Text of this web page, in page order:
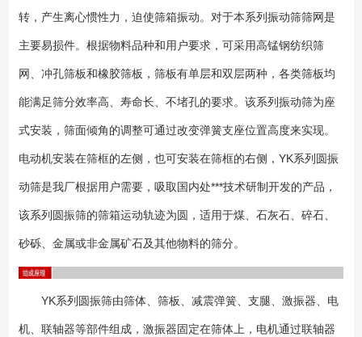
杆筛板、梳齿筛板、编制网筛板等组成（如下图）。需要强调的是，振动
筛使用的效果好坏，筛板的选择是核心关键。如果您在选用该类型设备部
型设备筛面与地面倾角较大，常用以20-25度较多； 2、筛网可以选择
弹跳杆、冲孔钢板、锈钢条缝、聚氨酯、编织网等类型筛板，以满足不同
需要； 3、可通过调整偏心块夹角改变设备振幅以达到优良的筛分效
器，以达到物料均匀分布的效果； 产品型号说明： 1、筛机分为单
层、双层或多层； 2、常用筛网分为弹跳杆、钢板冲孔、条缝筛板、聚
偏高应注意空间尺寸是否允许； 4、基础可做成预埋铁或地脚螺栓两种
类型； 5、设备不局限以上型号，可以非标设计； 产品安装前应仔
明了各包装箱的内容。在接收货物之后，要检查包装箱内的物件，然后，
重新密封包装箱以免箱内物件损失或损坏，只有当安装期间需要这些物件
转，产生离心惯性力，迫使筛箱振动。对于本系列振动筛筛网是
主要易损件。根据物料品种和用户要求，可采用高锰钢纺织筛
网、冲孔筛板和橡胶筛板，筛板有单层和双层两种，各类筛板均
能满足筛分效率高、寿命长、不堵孔的要求。该系列振动筛为座
式安装，筛面倾角的调整可通过改变弹簧支座位置高度来实现。
电动机安装在筛框的左侧，也可安装在筛框的右侧，YK系列圆振
动筛是我厂根据用户需要，吸取国内处***技术研制开发的产品，
该系列圆振筛的筛箱运动轨迹为圆，适用于煤、石灰石、碎石、
砂砾、金属或非金属矿石及其他物料的筛分。
YK系列圆振筛由筛体、筛板、减震弹簧、支腿、激振器、电
机、联轴器等部件组成，激振器固定在筛体上，电机通过联轴器